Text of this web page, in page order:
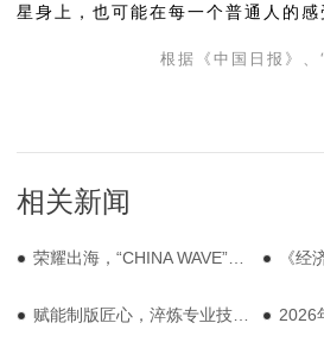
星身上，也可能在每一个普通人的感
根据《中国日报》、
相关新闻
荣耀出海，“CHINA WAVE”亮相Pitti Uomo 110，佛罗伦萨的“池水”，映照出中国品牌的时尚深意 《经济
赋能制版匠心，淬炼专业技能，2026服装行业制版师职业技能提升培训班圆满开班 2026年